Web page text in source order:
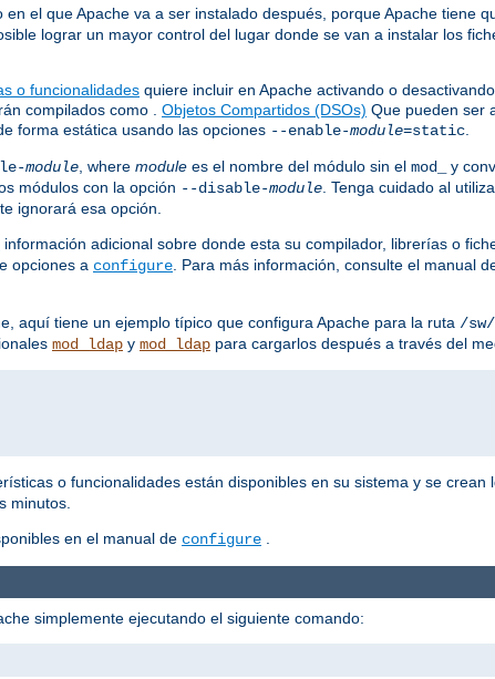
en el que Apache va a ser instalado después, porque Apache tiene
lograr un mayor control del lugar donde se van a instalar los
o funcionalidades quiere incluir en Apache activando o desactivando
compilados como . Objetos Compartidos (DSOs) Que pueden ser
forma estática usando las opciones --enable-module=static.
module, where module es el nombre del módulo sin el mod_
y
módulos con la opción --disable-module. Tenga cuidado al
ignorará esa opción.
información adicional sobre donde esta su compilador, librerías o
opciones a configure. Para más información, consulte el manual
aquí tiene un ejemplo típico que configura Apache para la ruta /
mod_ldap y mod_ldap para cargarlos después a través del
o funcionalidades están disponibles en su sistema y se crean
minutos.
en el manual de configure .
simplemente ejecutando el siguiente comando: